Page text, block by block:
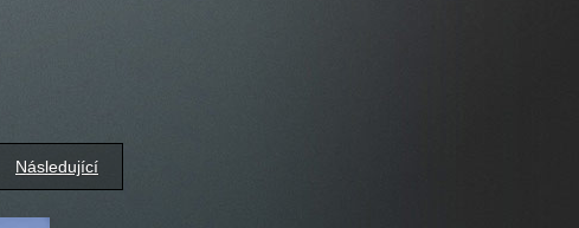
Následující